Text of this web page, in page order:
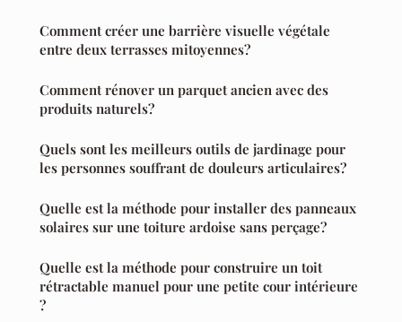
Comment créer une barrière visuelle végétale
entre deux terrasses mitoyennes?
Comment rénover un parquet ancien avec des
produits naturels?
Quels sont les meilleurs outils de jardinage pour
les personnes souffrant de douleurs articulaires?
Quelle est la méthode pour installer des panneaux
solaires sur une toiture ardoise sans perçage?
Quelle est la méthode pour construire un toit
rétractable manuel pour une petite cour intérieure
?